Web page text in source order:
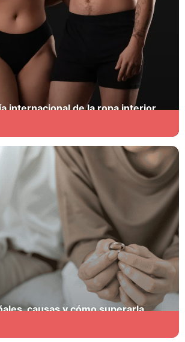
internacional de la ropa interior
causas y cómo superarla